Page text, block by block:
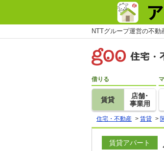
NTTグループ運営の不
借りる
賃貸
店舗･
事業用
住宅・不動産 > 賃貸 >
賃貸アパート